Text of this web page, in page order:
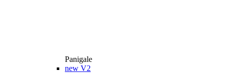
Panigale
new V2